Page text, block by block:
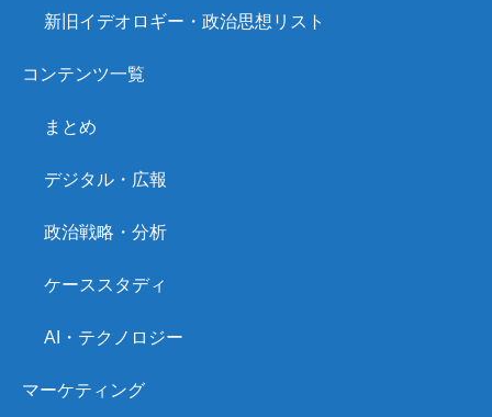
新旧イデオロギー・政治思想リスト
コンテンツ一覧
まとめ
デジタル・広報
政治戦略・分析
ケーススタディ
AI・テクノロジー
マーケティング